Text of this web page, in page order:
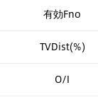
有効Fno
TVDist(%)
O/I